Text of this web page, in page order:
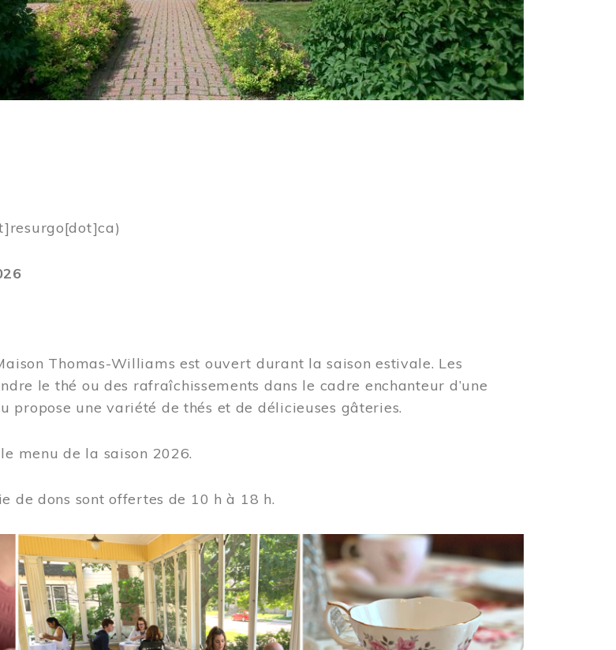
Thomas-Williams est ouvert durant la saison estivale. Les
le thé ou des rafraîchissements dans le cadre enchanteur d’une
propose une variété de thés et de délicieuses gâteries.
menu de la saison 2026.
de dons sont offertes de 10 h à 18 h.